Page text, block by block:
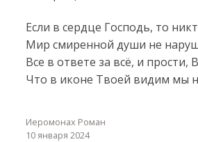
Если в сердце Господь, то
Мир смиренной души не
Все в ответе за всё, и
Что в иконе Твоей видим мы
Иеромонах Роман
10 января 2024